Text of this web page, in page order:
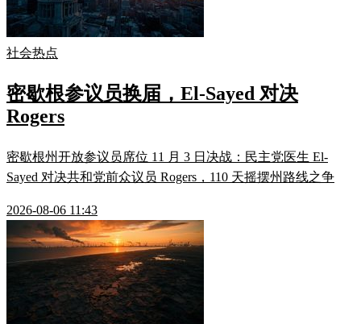
社会热点
密歇根参议员换届，El-Sayed 对决
Rogers
密歇根州开放参议员席位 11 月 3 日决战：民主党医生 El-
Sayed 对决共和党前众议员 Rogers，110 天摇摆州路线之争
2026-08-06 11:43